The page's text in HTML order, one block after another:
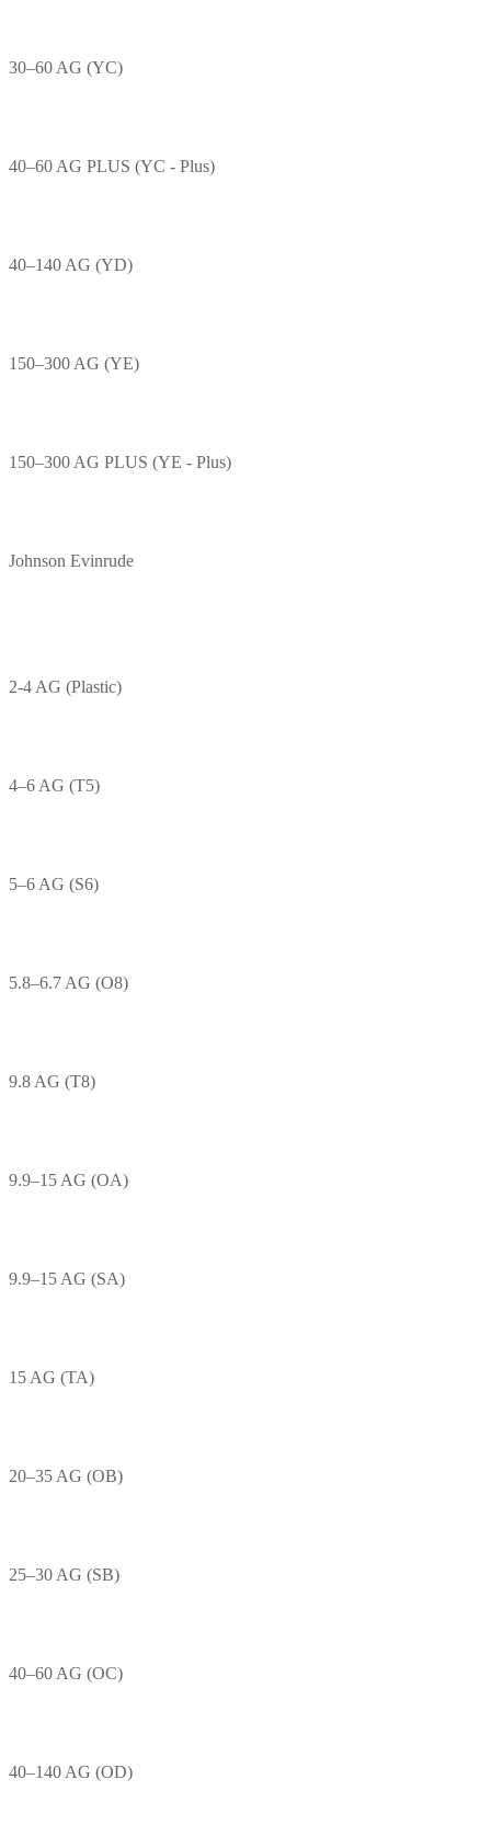
30–60 AG (YC)
40–60 AG PLUS (YC - Plus)
40–140 AG (YD)
150–300 AG (YE)
150–300 AG PLUS (YE - Plus)
Johnson Evinrude
2-4 AG (Plastic)
4–6 AG (T5)
5–6 AG (S6)
5.8–6.7 AG (O8)
9.8 AG (T8)
9.9–15 AG (OA)
9.9–15 AG (SA)
15 AG (TA)
20–35 AG (OB)
25–30 AG (SB)
40–60 AG (OC)
40–140 AG (OD)